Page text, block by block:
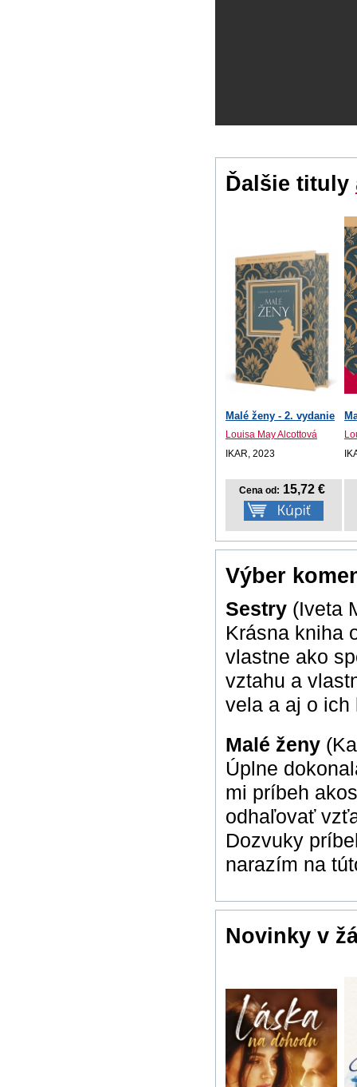
Ďalšie tituly
Malé ženy - 2. vydanie
Louisa May Alcottová
IKAR, 2023
Cena od: 15,72 €
Výber
Sestry (Iveta
Krásna kniha
vlastne ako
vztahu a
vela a aj o ich
Malé ženy
Úplne
mi príbeh
odhaľovať
Dozvuky
narazím na
Novinky v